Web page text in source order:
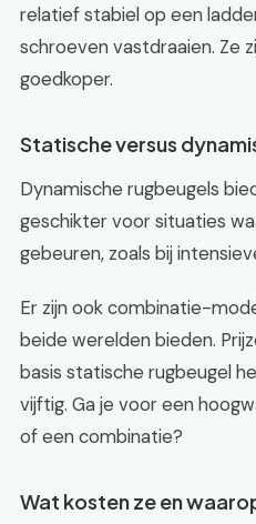
relatief stabiel op een
schroeven vastdraaien. Ze
goedkoper.
Statische versus
Dynamische rugbeugels
geschikter voor situaties
gebeuren, zoals bij
Er zijn ook combinatie-
beide werelden bieden.
basis statische rugbeugel
vijftig. Ga je voor een
of een combinatie?
Wat kosten ze en